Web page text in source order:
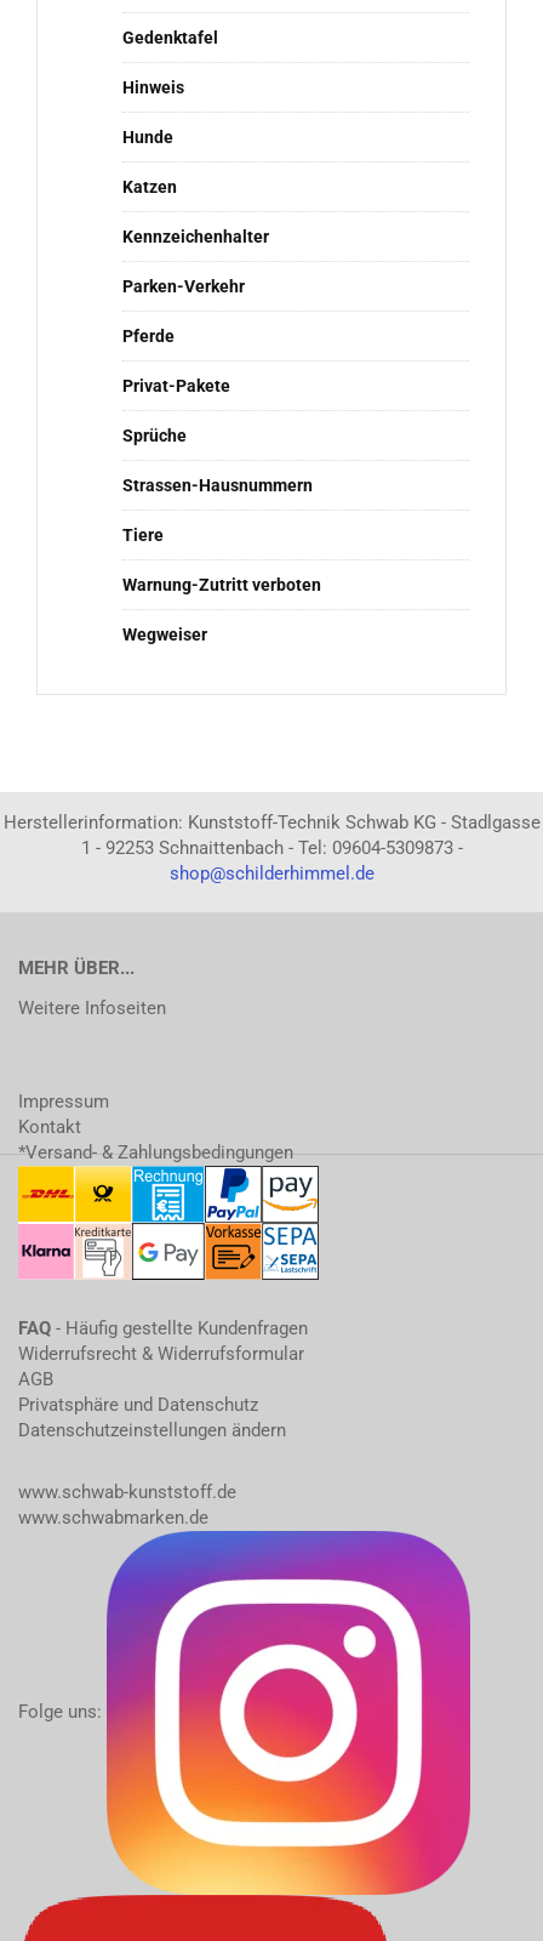
Gedenktafel
Hinweis
Hunde
Katzen
Kennzeichenhalter
Parken-Verkehr
Pferde
Privat-Pakete
Sprüche
Strassen-Hausnummern
Tiere
Warnung-Zutritt verboten
Wegweiser
Herstellerinformation: Kunststoff-Technik Schwab KG - Stadlgasse
1 - 92253 Schnaittenbach - Tel: 09604-5309873 -
shop@schilderhimmel.de
MEHR ÜBER...
Weitere Infoseiten
Impressum
Kontakt
*Versand- & Zahlungsbedingungen
FAQ - Häufig gestellte Kundenfragen
Widerrufsrecht & Widerrufsformular
AGB
Privatsphäre und Datenschutz
Datenschutzeinstellungen ändern
www.schwab-kunststoff.de
www.schwabmarken.de
Folge uns: